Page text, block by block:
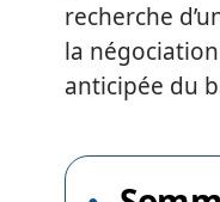
recherche
la
anticipée du